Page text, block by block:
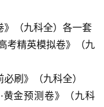
（九科全）各一套
考精英模拟卷》（九
刷》（九科全）
金预测卷》（九科